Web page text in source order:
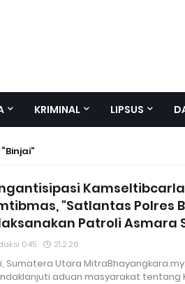
KRIMINAL LIPSUS
Binjai
"Satlantas Polres
Patroli Asmara
045 21.2.26
Sumatera Utara
aduan masyarakat tentang